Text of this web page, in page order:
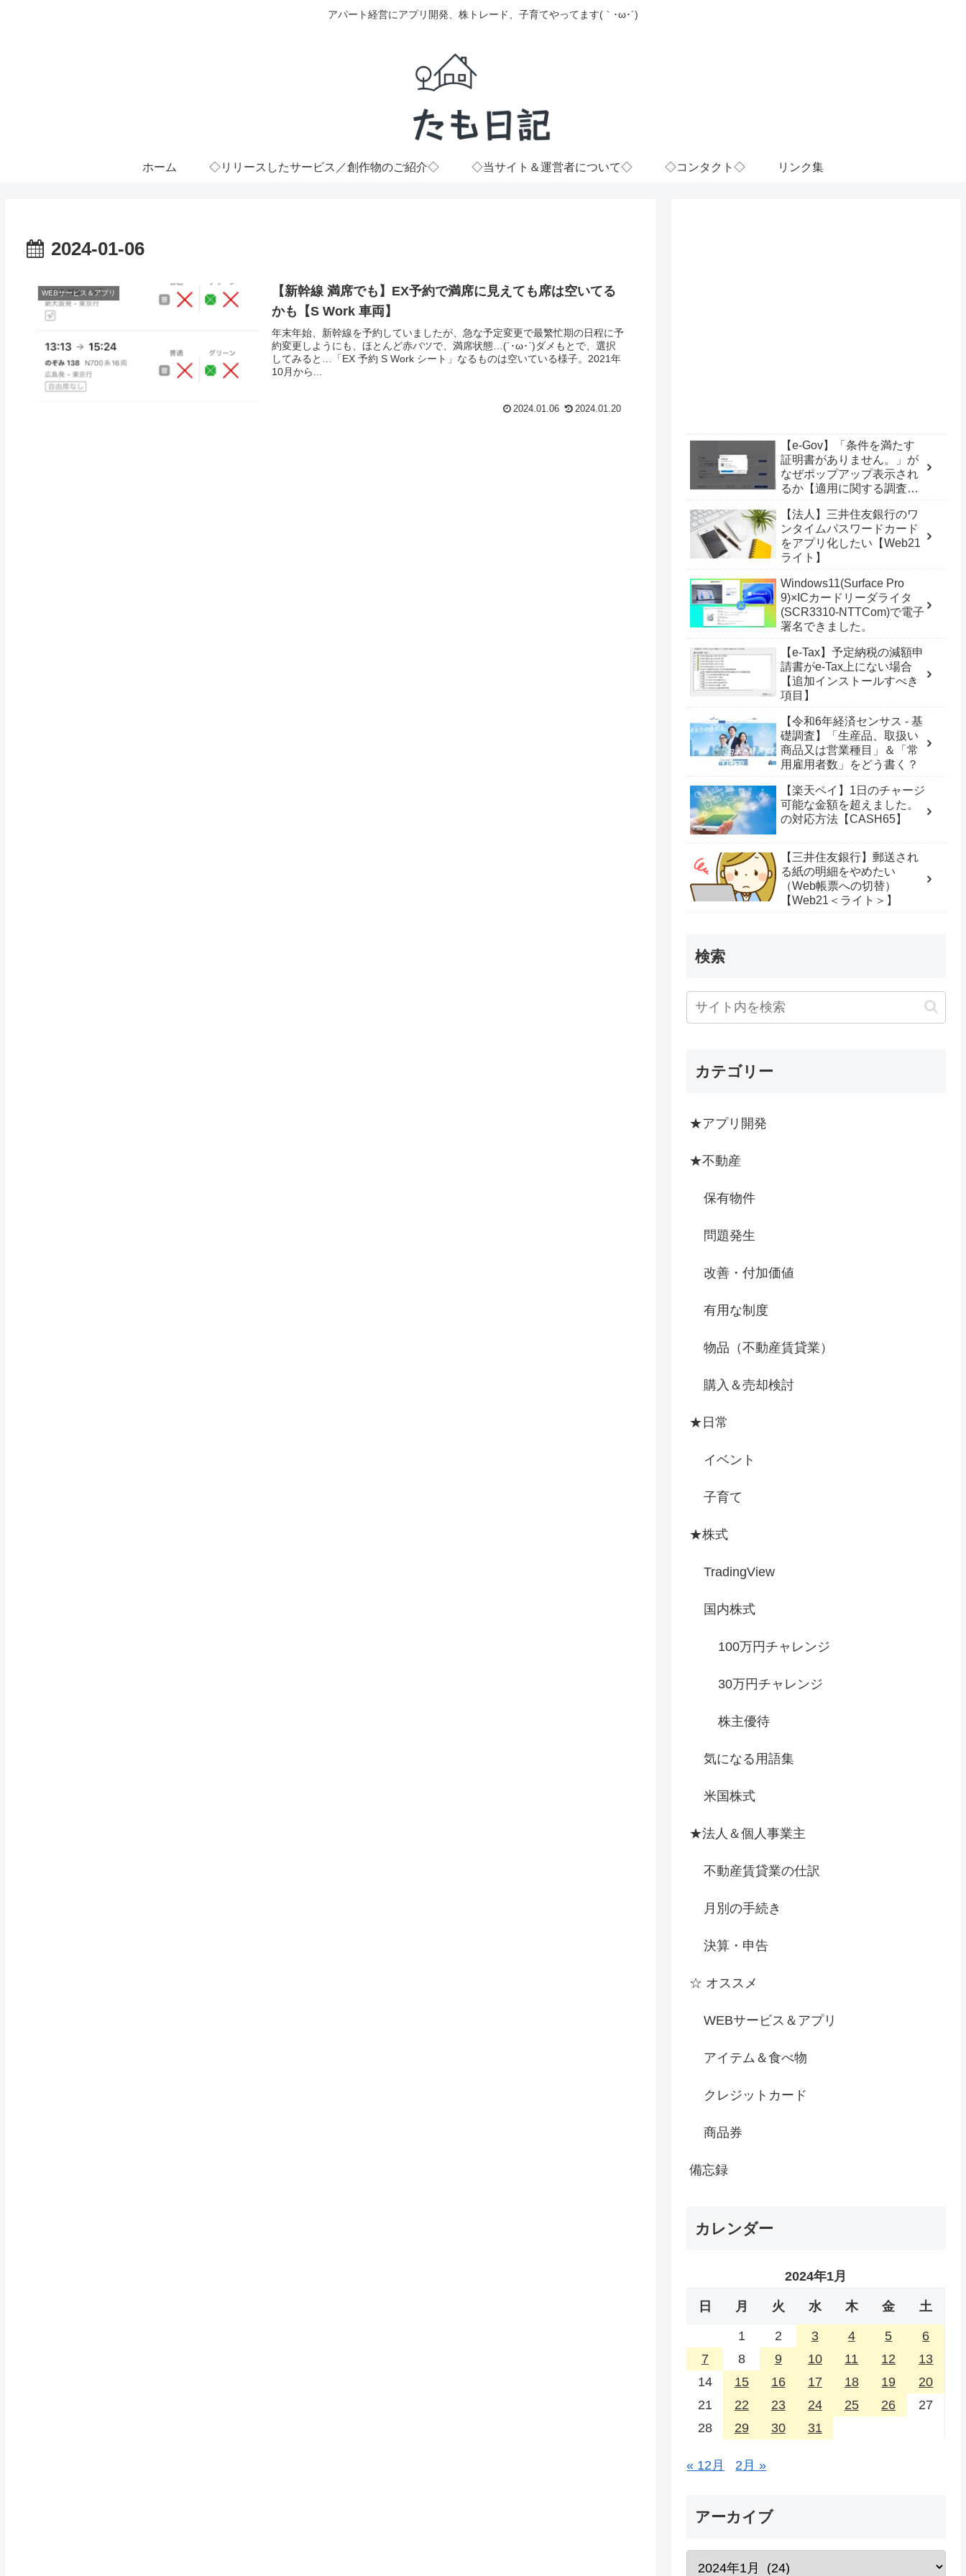
アパート経営にアプリ開発、株トレード、子育てやってます(｀･ω･´)
ホーム ◇リリースしたサービス／創作物のご紹介◇ ◇当サイト＆運営者について◇ ◇コンタクト◇ リンク集
2024-01-06
WEBサービス＆アプリ
【新幹線 満席でも】EX予約で満席に見えても席は空いてる
かも【S Work 車両】
年末年始、新幹線を予約していましたが、急な予定変更で最繁忙期の日程に予
約変更しようにも、ほとんど赤バツで、満席状態…(´･ω･`)ダメもとで、選択
してみると…「EX 予約 S Work シート」なるものは空いている様子。2021年
10月から...
2024.01.06 2024.01.20
【e-Gov】「条件を満たす
証明書がありません。」が
なぜポップアップ表示され
るか【適用に関する調査
【法人】三井住友銀行のワ
ンタイムパスワードカード
をアプリ化したい【Web21
ライト】
Windows11(Surface Pro
9)×ICカードリーダライタ
(SCR3310-NTTCom)で電子
署名できました。
【e-Tax】予定納税の減額申
請書がe-Tax上にない場合
【追加インストールすべき
項目】
【令和6年経済センサス - 基
礎調査】「生産品、取扱い
商品又は営業種目」＆「常
用雇用者数」をどう書く？
【楽天ペイ】1日のチャージ
可能な金額を超えました。
の対応方法【CASH65】
【三井住友銀行】郵送され
る紙の明細をやめたい
（Web帳票への切替）
【Web21＜ライト＞】
検索
カテゴリー
★アプリ開発
★不動産
保有物件
問題発生
改善・付加価値
有用な制度
物品（不動産賃貸業）
購入＆売却検討
★日常
イベント
子育て
★株式
TradingView
国内株式
100万円チャレンジ
30万円チャレンジ
株主優待
気になる用語集
米国株式
★法人＆個人事業主
不動産賃貸業の仕訳
月別の手続き
決算・申告
☆ オススメ
WEBサービス＆アプリ
アイテム＆食べ物
クレジットカード
商品券
備忘録
カレンダー
2024年1月
日 月 火 水 木 金 土
1 2 3 4 5
6
7
8 9 10 11 12
13
14
15 16 17 18 19
20
21
22 23 24 25 26
27
28
29 30 31
« 12月 2月 »
アーカイブ